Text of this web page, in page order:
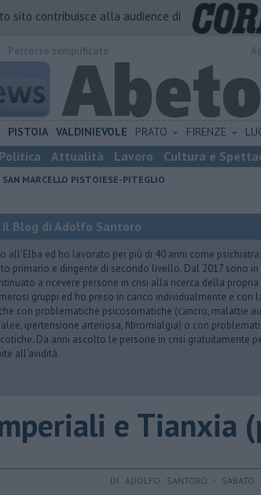
sito contribuisce alla audience di
PISTOIA VALDINIEVOLE PRATO FIRENZE
Politica Attualità Lavoro Cultura e
SAN MARCELLO PISTOIESE-PITEGLIO
il Blog di Adolfo Santoro
all’Elba ed ho lavorato per più di 40 anni come
primario e dirigente di secondo livello. Dal 2017 sono
a ricevere persone in crisi alla ricerca della
gruppi ed ho preso in carico individualmente e con
con problematiche psicosomatiche (cancro, malattie
ipertensione arteriosa, fibromialgia) o con
Da anni ascolto le persone in crisi gratuitamente
all’avidità.
e Tianxia
DI ADOLFO SANTORO - SABATO